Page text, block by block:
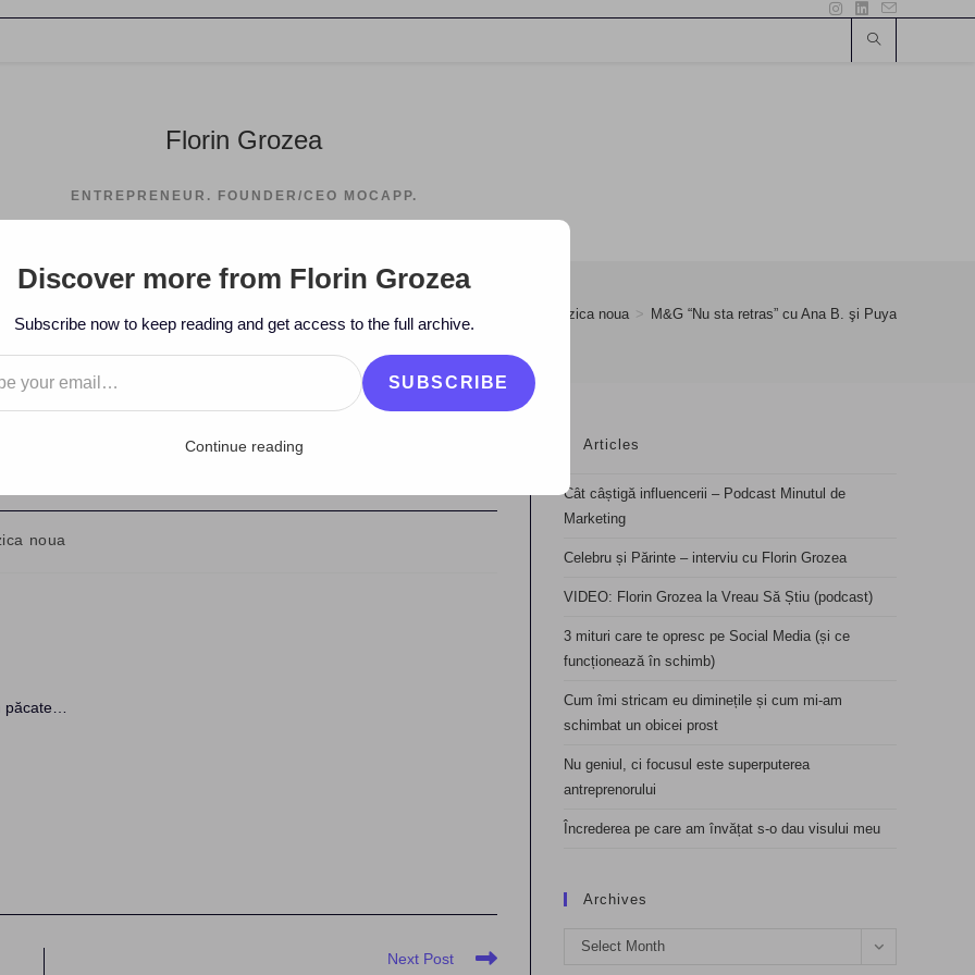
Florin Grozea
ENTREPRENEUR. FOUNDER/CEO MOCAPP.
2008 > December Muzica noua > M&G “Nu sta retras” cu Ana B. şi Puya
Ana B. şi Puya
noua
Next Post
Articles
Cât câștigă influencerii – Podcast Minutul de
Marketing
Celebru și Părinte – interviu cu Florin Grozea
VIDEO: Florin Grozea la Vreau Să Știu (podcast)
3 mituri care te opresc pe Social Media (și ce
funcționează în schimb)
Cum îmi stricam eu diminețile și cum mi-am
schimbat un obicei prost
Nu geniul, ci focusul este superputerea
antreprenorului
Încrederea pe care am învățat s-o dau visului meu
Archives
Archives
Select Month
Discover more from Florin Grozea
Subscribe now to keep reading and get access to the full archive.
SUBSCRIBE
Continue reading